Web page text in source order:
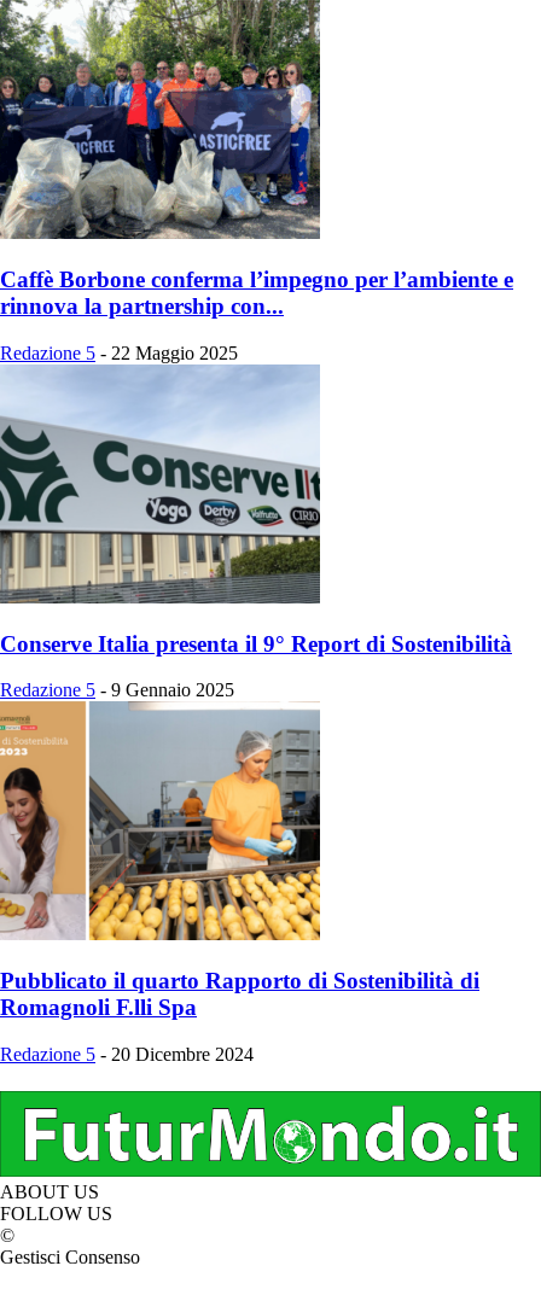
Caffè Borbone conferma l’impegno per l’ambiente e
rinnova la partnership con...
Redazione 5 - 22 Maggio 2025
Conserve Italia presenta il 9° Report di Sostenibilità
Redazione 5 - 9 Gennaio 2025
Pubblicato il quarto Rapporto di Sostenibilità di
Romagnoli F.lli Spa
Redazione 5 - 20 Dicembre 2024
ABOUT US
FOLLOW US
©
Gestisci Consenso